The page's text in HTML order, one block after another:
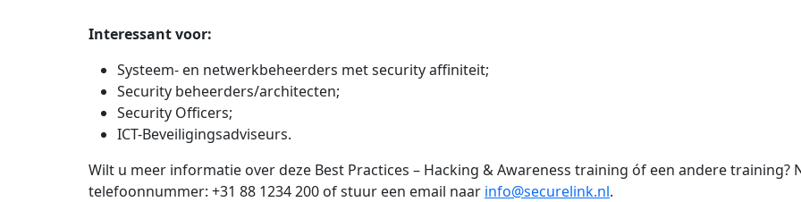
Interessant voor:
Systeem- en netwerkbeheerders met security affiniteit;
Security beheerders/architecten;
Security Officers;
ICT-Beveiligingsadviseurs.
Wilt u meer informatie over deze Best Practices – Hacking & Awareness training óf een andere training?
telefoonnummer: +31 88 1234 200 of stuur een email naar info@securelink.nl.